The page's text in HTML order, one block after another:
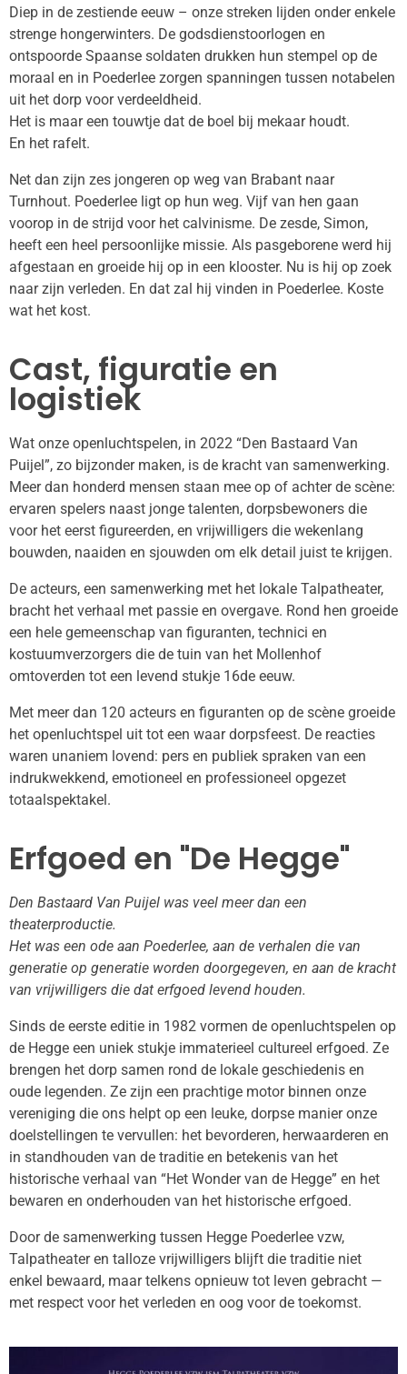
Diep in de zestiende eeuw – onze streken lijden onder enkele
strenge hongerwinters. De godsdienstoorlogen en
ontspoorde Spaanse soldaten drukken hun stempel op de
moraal en in Poederlee zorgen spanningen tussen notabelen
uit het dorp voor verdeeldheid.
Het is maar een touwtje dat de boel bij mekaar houdt.
En het rafelt.
Net dan zijn zes jongeren op weg van Brabant naar
Turnhout. Poederlee ligt op hun weg. Vijf van hen gaan
voorop in de strijd voor het calvinisme. De zesde, Simon,
heeft een heel persoonlijke missie. Als pasgeborene werd hij
afgestaan en groeide hij op in een klooster. Nu is hij op zoek
naar zijn verleden. En dat zal hij vinden in Poederlee. Koste
wat het kost.
Cast, figuratie en
logistiek
Wat onze openluchtspelen, in 2022 “Den Bastaard Van
Puijel”, zo bijzonder maken, is de kracht van samenwerking.
Meer dan honderd mensen staan mee op of achter de scène:
ervaren spelers naast jonge talenten, dorpsbewoners die
voor het eerst figureerden, en vrijwilligers die wekenlang
bouwden, naaiden en sjouwden om elk detail juist te krijgen.
De acteurs, een samenwerking met het lokale Talpatheater,
bracht het verhaal met passie en overgave. Rond hen groeide
een hele gemeenschap van figuranten, technici en
kostuumverzorgers die de tuin van het Mollenhof
omtoverden tot een levend stukje 16de eeuw.
Met meer dan 120 acteurs en figuranten op de scène groeide
het openluchtspel uit tot een waar dorpsfeest. De reacties
waren unaniem lovend: pers en publiek spraken van een
indrukwekkend, emotioneel en professioneel opgezet
totaalspektakel.
Erfgoed en "De Hegge"
Den Bastaard Van Puijel was veel meer dan een
theaterproductie.
Het was een ode aan Poederlee, aan de verhalen die van
generatie op generatie worden doorgegeven, en aan de kracht
van vrijwilligers die dat erfgoed levend houden.
Sinds de eerste editie in 1982 vormen de openluchtspelen op
de Hegge een uniek stukje immaterieel cultureel erfgoed. Ze
brengen het dorp samen rond de lokale geschiedenis en
oude legenden. Ze zijn een prachtige motor binnen onze
vereniging die ons helpt op een leuke, dorpse manier onze
doelstellingen te vervullen: het bevorderen, herwaarderen en
in standhouden van de traditie en betekenis van het
historische verhaal van “Het Wonder van de Hegge” en het
bewaren en onderhouden van het historische erfgoed.
Door de samenwerking tussen Hegge Poederlee vzw,
Talpatheater en talloze vrijwilligers blijft die traditie niet
enkel bewaard, maar telkens opnieuw tot leven gebracht —
met respect voor het verleden en oog voor de toekomst.